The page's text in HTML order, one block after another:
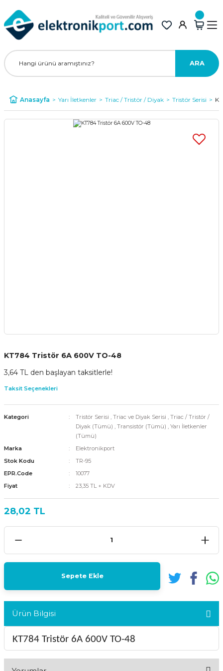
ARA
Anasayfa Yarı İletkenler Triac / Tristör / Diyak Tristör Serisi
KT784 Tristör 6A 600V TO-48
3,64 TL den başlayan taksitlerle!
Taksit Seçenekleri
Kategori Tristör Serisi , Triac ve Diyak Serisi , Triac / Tristör /
Diyak (Tümü) , Transistör (Tümü) , Yarı İletkenler
(Tümü)
Marka
Elektronikport
Stok Kodu
TR-95
EPR.Code
10077
Fiyat
23,35 TL + KDV
28,02 TL
Sepete Ekle
Ürün Bilgisi
KT784 Tristör 6A 600V TO-48